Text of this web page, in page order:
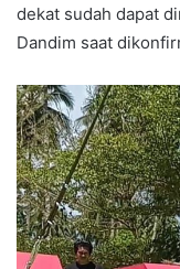
dekat sudah dapat
Dandim saat